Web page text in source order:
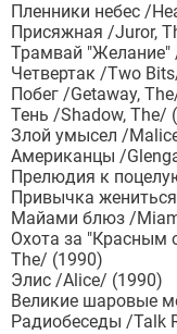
Пленники небес /
Присяжная /Juror,
Трамвай "Желание"
Четвертак /Two
Побег /Getaway,
Тень /Shadow, The/
Злой умысел /
Американцы /
Прелюдия к
Привычка
Майами блюз /
Охота за "Красным
The/ (1990)
Элис /Alice/ (1990)
Великие шаровые
Радиобеседы /Talk